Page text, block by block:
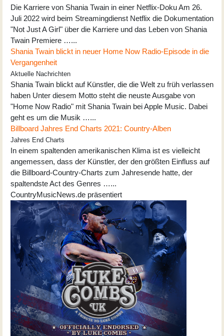
Die Karriere von Shania Twain in einer Netflix-Doku Am 26.
Juli 2022 wird beim Streamingdienst Netflix die Dokumentation
"Not Just A Girl" über die Karriere und das Leben von Shania
Twain Premiere …...
Shania Twain blickt in neuer Home Now Radio-Episode in die
Vergangenheit
Aktuelle Nachrichten
Shania Twain blickt auf Künstler, die die Welt zu früh verlassen
haben Unter diesem Motto steht die neuste Ausgabe von
"Home Now Radio" mit Shania Twain bei Apple Music. Dabei
geht es um die Musik …...
Billboard Jahres End Charts 2021: Country-Alben
Jahres End Charts
In einem spaltenden amerikanischen Klima ist es vielleicht
angemessen, dass der Künstler, der den größten Einfluss auf
die Billboard-Country-Charts zum Jahresende hatte, der
spaltendste Act des Genres …...
CountryMusicNews.de präsentiert